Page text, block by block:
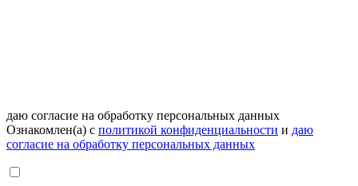
даю согласие на обработку персональных данных
Ознакомлен(а) с политикой конфиденциальности и даю
согласие на обработку персональных данных